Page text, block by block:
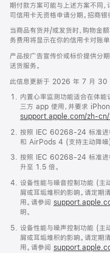
期付款方案可能与上述方案不同
司信用卡无资格申请分期。招商
当商品有货并/或发货时，购物金
务费用将显示在你的信用卡对账单
产品按广告宣传价或标价提供分
送货服务。
此信息更新于 2026 年 7 月 30
内置心率监测功能适合在体
三方 app 使用，并要求
support.apple.com/zh-
按照 IEC 60268-24 标准进
和 AirPods 4 (支持主动降噪
按照 IEC 60268-24 标准进
升至 1.5 倍。
设备性能与噪音控制功能 (主
屑或耳垢堆积的影响。请定期
用。请参阅
明。
设备性能与噪声控制功能 (主
屑或耳垢堆积的影响。请定期
用。请参阅